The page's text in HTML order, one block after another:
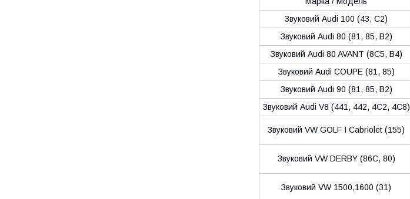
Звуковий Audi 100 (43, C2)
Звуковий Audi 80 (81, 85, B2)
Звуковий Audi 80 AVANT (8C5, B4)
Звуковий Audi COUPE (81, 85)
Звуковий Audi 90 (81, 85, B2)
Звуковий Audi V8 (441, 442, 4C2, 4C8)
Звуковий VW GOLF I Cabriolet (155)
Звуковий VW DERBY (86C, 80)
Звуковий VW 1500,1600 (31)